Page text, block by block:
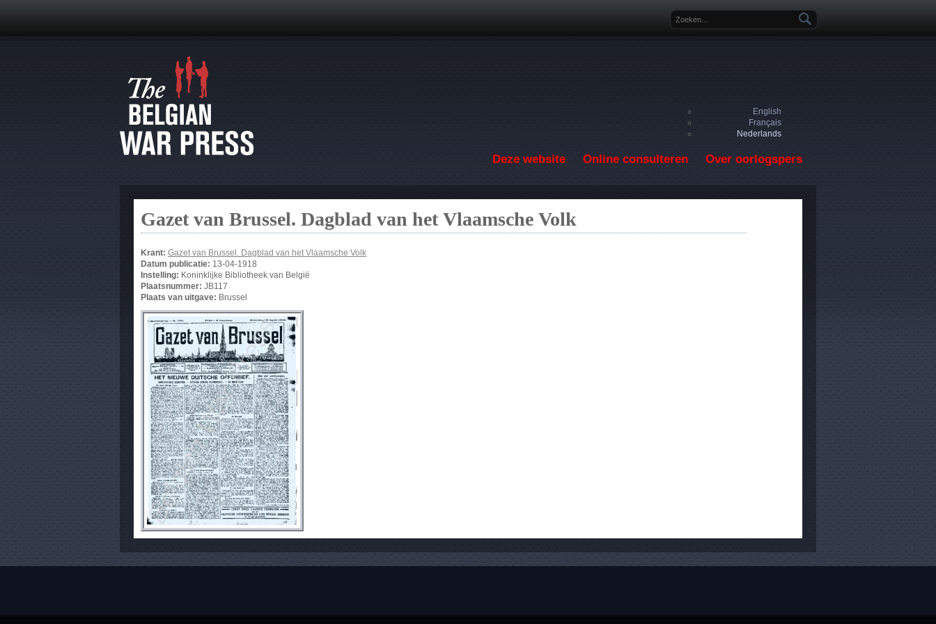
Zoekveld
English
Français
Nederlands
Deze website Online consulteren Over oorlogspers
Gazet van Brussel. Dagblad van het Vlaamsche Volk
Krant: Gazet van Brussel. Dagblad van het Vlaamsche Volk
Datum publicatie: 13-04-1918
Instelling: Koninklijke Bibliotheek van België
Plaatsnummer: JB117
Plaats van uitgave: Brussel